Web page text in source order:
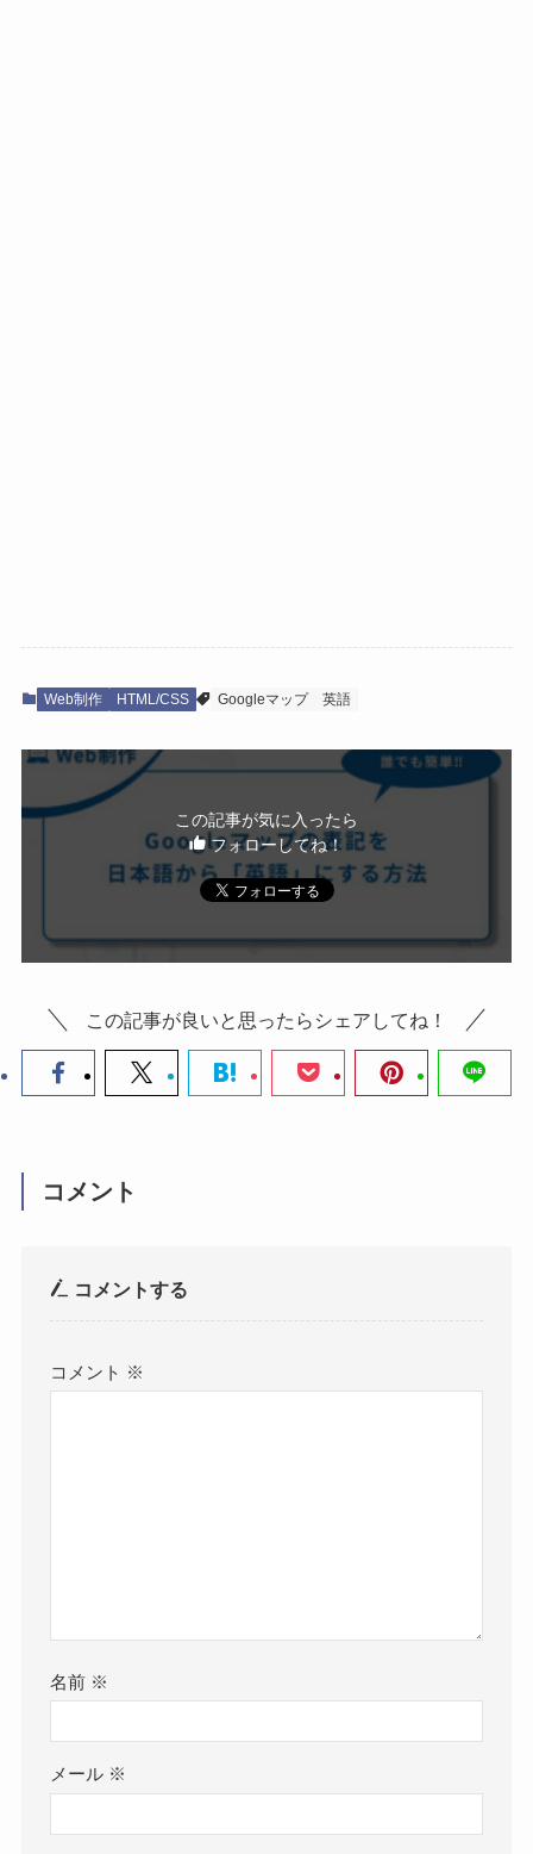
Web制作 HTML/CSS Googleマップ 英語
この記事が気に入ったら
フォローしてね！
この記事が良いと思ったらシェアしてね！
コメント
コメントする
コメント ※
名前 ※
メール ※